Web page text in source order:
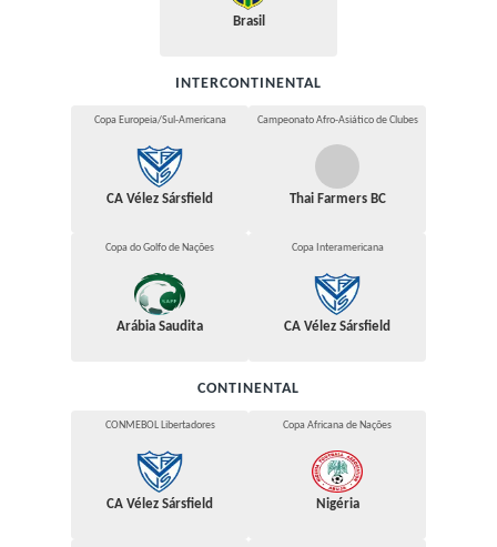
Brasil
INTERCONTINENTAL
Copa Europeia/Sul-Americana
CA Vélez Sársfield
Campeonato Afro-Asiático de Clubes
Thai Farmers BC
Copa do Golfo de Nações
Arábia Saudita
Copa Interamericana
CA Vélez Sársfield
CONTINENTAL
CONMEBOL Libertadores
CA Vélez Sársfield
Copa Africana de Nações
Nigéria